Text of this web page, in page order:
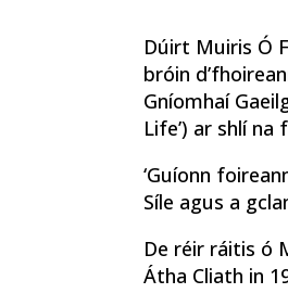
Dúirt Muiris Ó
bróin
Gníomhaí
Life’) ar shlí na
‘Guíonn
Síle agus a
De réir ráitis ó
Átha Cliath in